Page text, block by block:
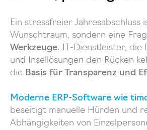
Ein stressfreier Jahresabschluss
Wunschtraum, sondern eine
Werkzeuge. IT-Dienstleister, die
und Insellösungen den Rücken
die Basis für Transparenz und
Moderne ERP-Software wie
beseitigt manuelle Hürden und
Abhängigkeiten von